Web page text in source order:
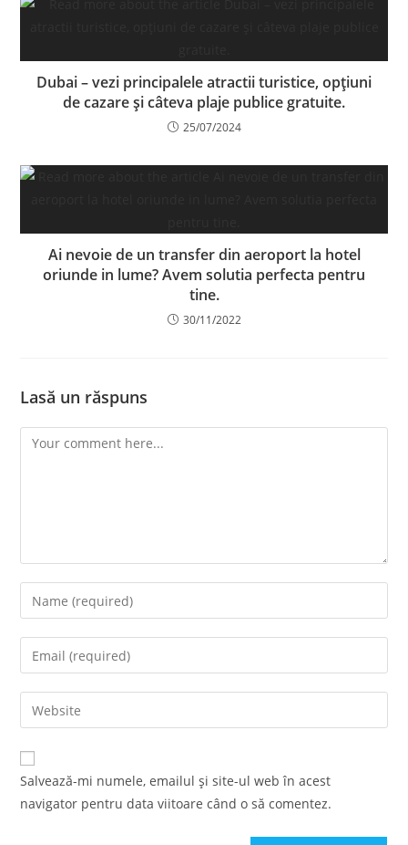
Dubai – vezi principalele atractii turistice, opțiuni
de cazare și câteva plaje publice gratuite.
25/07/2024
Ai nevoie de un transfer din aeroport la hotel
oriunde in lume? Avem solutia perfecta pentru
tine.
30/11/2022
Lasă un răspuns
Comment
Enter
your
name
comment
Enter
your
email
address
comment
Enter
your
website
URL
Salvează-mi numele, emailul și site-ul web în acest
navigator pentru data viitoare când o să comentez.